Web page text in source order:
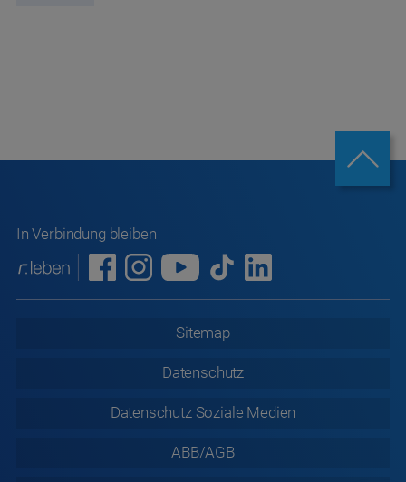
In Verbindung bleiben
Sitemap
Datenschutz
Datenschutz Soziale Medien
ABB/AGB